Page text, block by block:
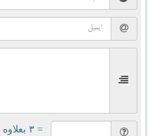
= ۳ بعلاوه ۲